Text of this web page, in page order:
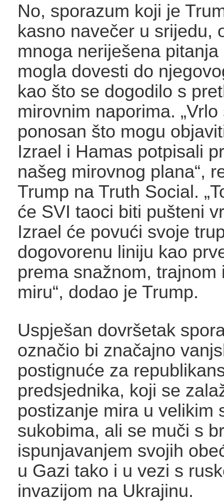
No, sporazum koji je
kasno navečer u srijedu,
mnoga neriješena pitanja
mogla dovesti do
kao što se dogodilo s
mirovnim naporima. „Vrlo
ponosan što mogu
Izrael i Hamas potpisali
našeg mirovnog plana“,
Trump na Truth Social.
će SVI taoci biti pušteni
Izrael će povući svoje
dogovorenu liniju kao
prema snažnom, trajnom
miru“, dodao je Trump.
Uspješan dovršetak
označio bi značajno
postignuće za
predsjednika, koji se
postizanje mira u velikim
sukobima, ali se muči s
ispunjavanjem svojih
u Gazi tako i u vezi s
invazijom na Ukrajinu.